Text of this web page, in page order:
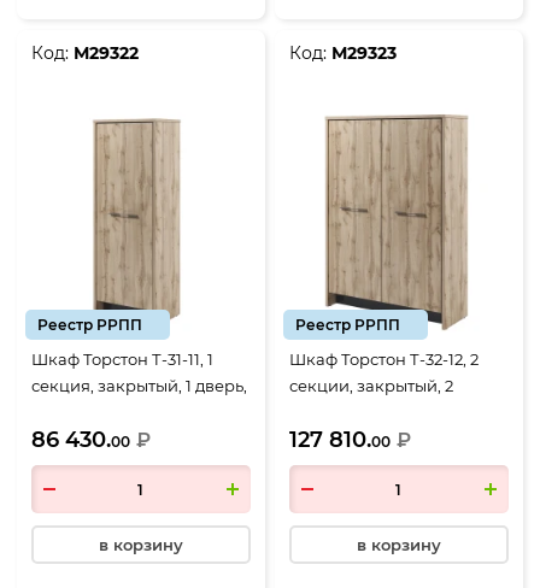
Код: М29322
Реестр РРПП
Шкаф Торстон Т-31-11, 1
секция, закрытый, 1 дверь,
Антрацит
86 430.00 ₽
в корзину
Код: М29323
Реестр РРПП
Шкаф Торстон Т-32-12, 2
секции, закрытый, 2
Вотан-Антрацит
127 810.00 ₽
в корзину